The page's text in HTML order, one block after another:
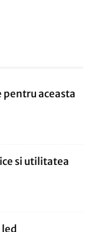
pentru aceasta
si utilitatea